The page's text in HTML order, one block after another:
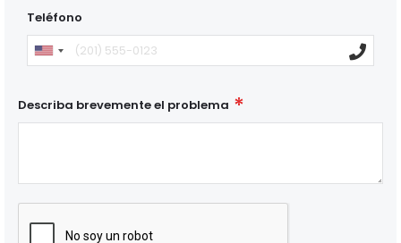
Teléfono
Describa brevemente el problema